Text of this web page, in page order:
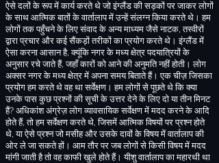
ऐसे दलों के रूप में कार्य करते थे जो इंग्लैंड की सड़कों पर जाकर लोगों
के साथ आत्मिक बातों के वार्तालाप में उन्हें संलग्न किया करते थे । हम
लोगों तक पहुँचने के लिए संवाद के अन्य माध्यम जैसे नाटक,तस्वीरों
द्वारा प्रचार और कई सैंकड़ों तरीकों का प्रयोग करते थे । इंग्लैंड में
ऐसा करना आसान है,क्यूंकि नगर के मध्य क्षेत्र पदयात्रियों के
अनुसार रचे जाते हैं,जहाँ कारों को आने की अनुमति नहीं होती। लोग
अक्सर नगर के मध्य क्षेत्र में अपना समय बिताते हैं। एक चीज़ जिसका
प्रयोग हम करते थे वह था सर्वेक्षण। हम लोगों से पूछते थे कि क्या
उनके पास कुछ प्रश्नों की सूची के उत्तर देने के लिए दो या तीन मिनट
हैं? अधिकांश अंग्रेज़ लोग व्यावसायिक सर्वेक्षण में मदद करने के आदि
होते हैं,तो हम सर्वेक्षण करते थे,जिसमें आत्मिक विषयों पर प्रश्न होते
थे,या ऐसे प्रश्न जो मसीह और उसके दावों के विषय में वार्तालाप की
ओर ले जा सकते हों। आम तौर पर जब लोगों से किसी विषय में मदद
मांगी जाती है तो वह काफी खुले होते हैं। यीशु वार्तालाप का महारथी था